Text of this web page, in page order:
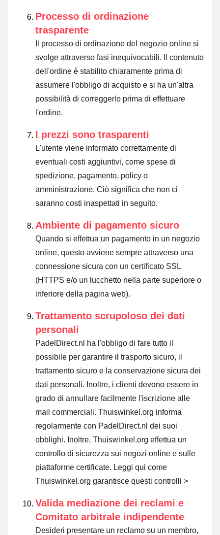
Processo di ordinazione
trasparente
Il processo di ordinazione del negozio online si
svolge attraverso fasi inequivocabili. Il contenuto
dell'ordine è stabilito chiaramente prima di
assumere l'obbligo di acquisto e si ha un'altra
possibilità di correggerlo prima di effettuare
l'ordine.
I prezzi sono trasparenti
L'utente viene informato correttamente di
eventuali costi aggiuntivi, come spese di
spedizione, pagamento, policy o
amministrazione. Ciò significa che non ci
saranno costi inaspettati in seguito.
Ambiente di pagamento sicuro
Quando si effettua un pagamento in un negozio
online, questo avviene sempre attraverso una
connessione sicura con un certificato SSL
(HTTPS e/o un lucchetto nella parte superiore o
inferiore della pagina web).
Trattamento scrupoloso dei dati
personali
PadelDirect.nl ha l'obbligo di fare tutto il
possibile per garantire il trasporto sicuro, il
trattamento sicuro e la conservazione sicura dei
dati personali. Inoltre, i clienti devono essere in
grado di annullare facilmente l'iscrizione alle
mail commerciali. Thuiswinkel.org informa
regolarmente con PadelDirect.nl dei suoi
obblighi. Inoltre, Thuiswinkel.org effettua un
controllo di sicurezza sui negozi online e sulle
piattaforme certificate. Leggi qui come
Thuiswinkel.org garantisce questi controlli >
Valida mediazione dei reclami e
Comitato arbitrale indipendente
Desideri presentare un reclamo su un membro,